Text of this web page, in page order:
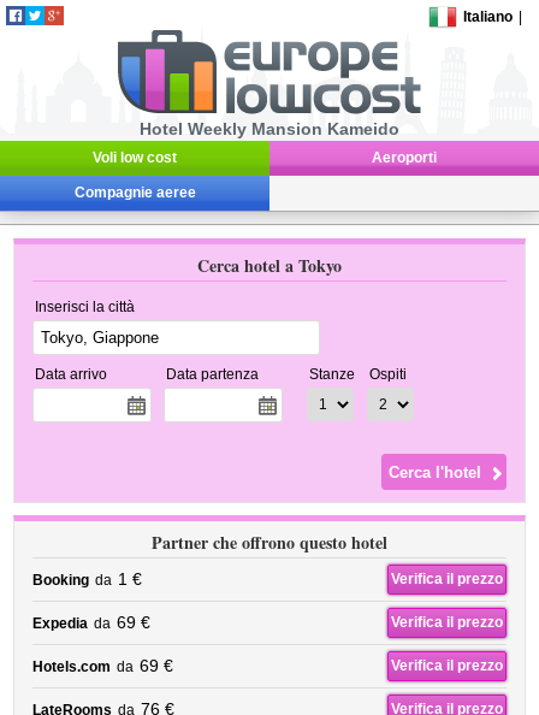
Italiano
Hotel Weekly Mansion Kameido
Voli low cost Aeroporti
Compagnie aeree
Cerca hotel a Tokyo
Inserisci la città
Data arrivo Data partenza Stanze Ospiti
Partner che offrono questo hotel
Booking da 1 € Verifica il prezzo
Expedia da 69 € Verifica il prezzo
Hotels.com da 69 € Verifica il prezzo
LateRooms da 76 € Verifica il prezzo